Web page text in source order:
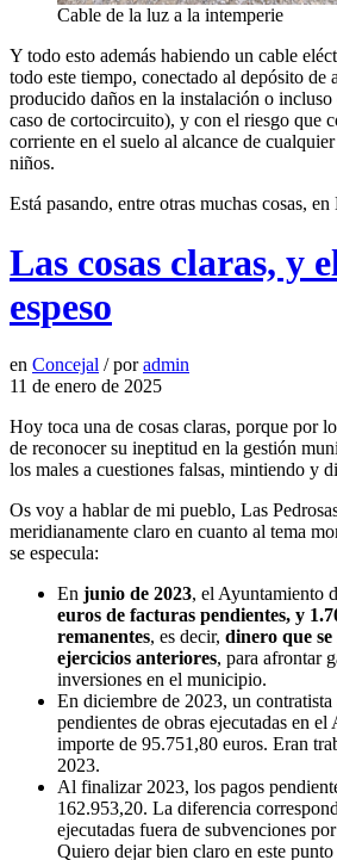
Cable de la luz a la intemperie
Y todo esto además habiendo un cable
todo este tiempo, conectado al depósito de
producido daños en la instalación o incluso
caso de cortocircuito), y con el riesgo que
corriente en el suelo al alcance de
niños.
Está pasando, entre otras muchas cosas, en
Las cosas claras, y
espeso
en Concejal / poradmin
11 de enero de 2025
Hoy toca una de cosas claras, porque por
de reconocer su ineptitud en la gestión
los males a cuestiones falsas, mintiendo y
Os voy a hablar de mi pueblo, Las
meridianamente claro en cuanto al tema
se especula:
En junio de 2023, el Ayuntamiento
euros de facturas pendientes, y
remanentes, es decir, dinero que
ejercicios anteriores, para afrontar
inversiones en el municipio.
En diciembre de 2023, un contratista
pendientes de obras ejecutadas en
importe de 95.751,80 euros. Eran
2023.
Al finalizar 2023, los pagos
162.953,20. La diferencia
ejecutadas fuera de subvenciones
Quiero dejar bien claro en este